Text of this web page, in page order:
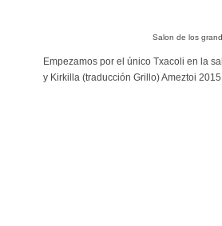
Salon de los
Empezamos por el único Txacoli en la
y Kirkilla (traducción Grillo) Ameztoi